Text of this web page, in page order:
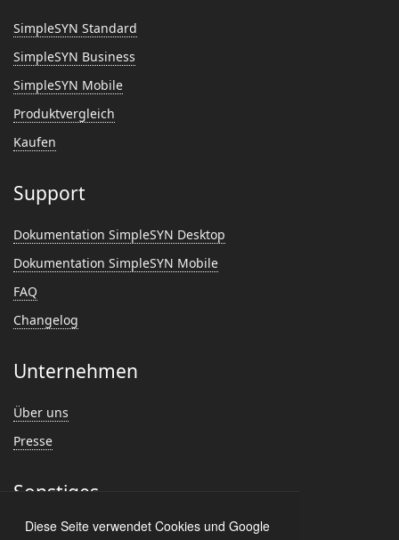
Diese Seite verwendet Cookies und Google
SimpleSYN Standard
SimpleSYN Business
SimpleSYN Mobile
Produktvergleich
Kaufen
Support
Dokumentation SimpleSYN Desktop
Dokumentation SimpleSYN Mobile
FAQ
Changelog
Unternehmen
Über uns
Presse
Sonstiges
Feedback